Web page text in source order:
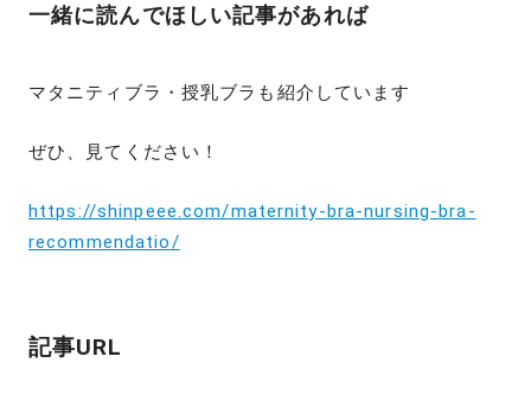
一緒に読んでほしい記事があれば
マタニティブラ・授乳ブラも紹介しています
ぜひ、見てください！
https://shinpeee.com/maternity-bra-nursing-bra-
recommendatio/
記事URL